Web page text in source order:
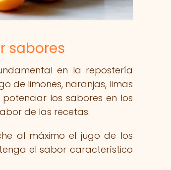
sabores
en la repostería
de limones, naranjas, limas
los sabores en los
de las recetas.
al máximo el jugo de los
el sabor característico